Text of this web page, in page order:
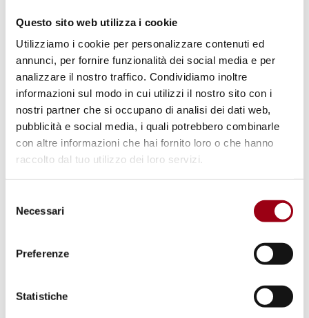
Questo sito web utilizza i cookie
Utilizziamo i cookie per personalizzare contenuti ed
annunci, per fornire funzionalità dei social media e per
analizzare il nostro traffico. Condividiamo inoltre
informazioni sul modo in cui utilizzi il nostro sito con i
nostri partner che si occupano di analisi dei dati web,
pubblicità e social media, i quali potrebbero combinarle
con altre informazioni che hai fornito loro o che hanno
raccolto dal tuo utilizzo dei loro servizi.
delNecessari
Preferenze
Statistiche
terrificante campagna di violazioni dei diritti
"non costituiscono incidenti isolati, ma
rappresentano il prodotto del deliberato
smantellamento delle istituzioni
democratiche e la distruzione dello spazio
civico e democratico", che si riflettono nei
crimini contro l'umanità: omicidio,
incarcerazione, tortura, compresa la violenza
per motivi politici.
La comunità internazionale è chiamata a
contro le
persone implicate nelle violazioni
documentate ed estendere le sanzioni alle